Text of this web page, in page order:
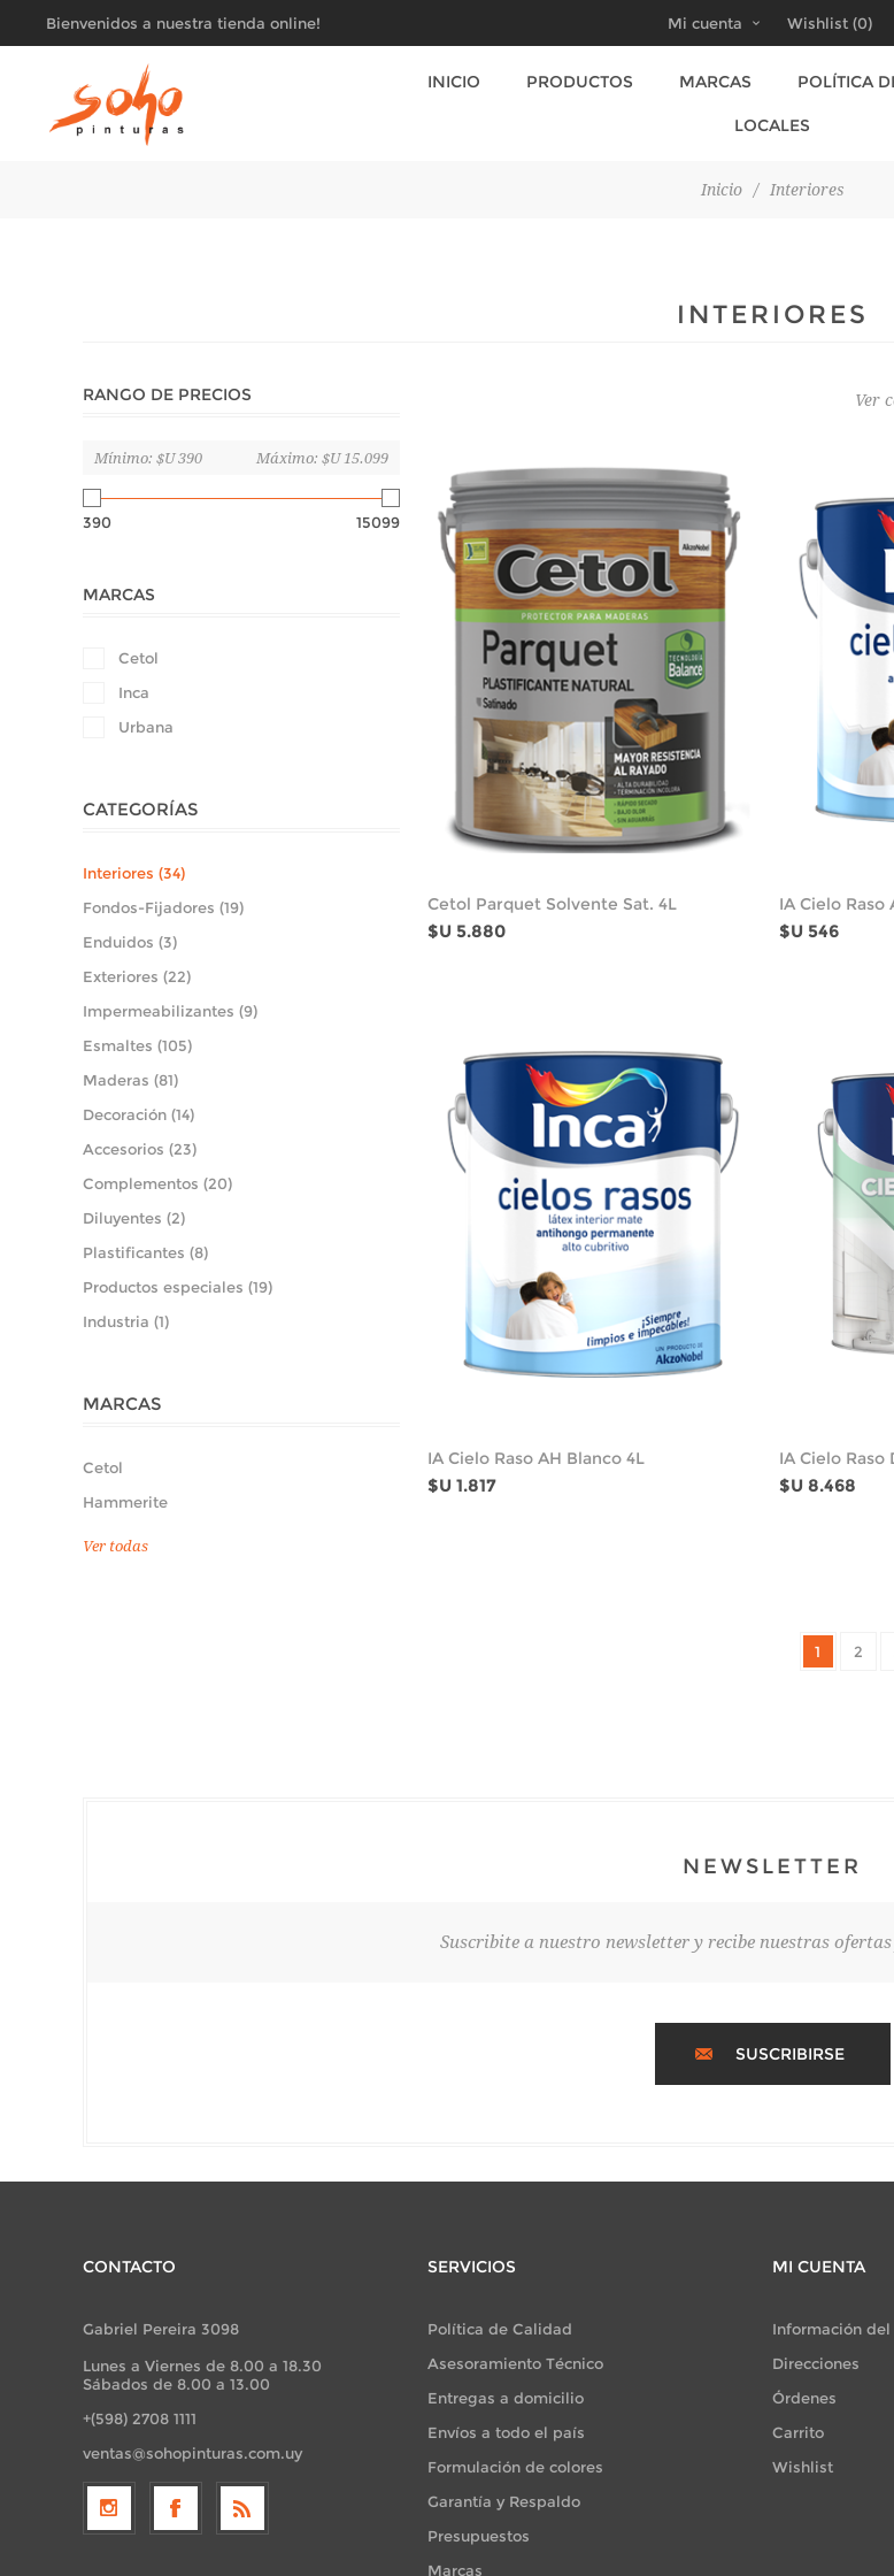
Bienvenidos a nuestra tienda online! Mi cuenta Wishlist (0)
INICIO PRODUCTOS MARCAS POLÍTICA
LOCALES
Inicio / Interiores
INTERIORES
Ver
Cetol Parquet Solvente Sat. 4L
$U 5.880
IA Cielo Raso
$U 546
IA Cielo Raso AH Blanco 4L
$U 1.817
IA Cielo
$U 8.468
1 2
RANGO DE PRECIOS
Mínimo: $U 390 Máximo: $U 15.099
390 15099
MARCAS
Cetol
Inca
Urbana
CATEGORÍAS
Interiores (34)
Fondos-Fijadores (19)
Enduidos (3)
Exteriores (22)
Impermeabilizantes (9)
Esmaltes (105)
Maderas (81)
Decoración (14)
Accesorios (23)
Complementos (20)
Diluyentes (2)
Plastificantes (8)
Productos especiales (19)
Industria (1)
MARCAS
Cetol
Hammerite
Ver todas
NEWSLETTER
Suscribite a nuestro newsletter y recibe nuestras
SUSCRIBIRSE
CONTACTO
Gabriel Pereira 3098
Lunes a Viernes de 8.00 a 18.30
Sábados de 8.00 a 13.00
+(598) 2708 1111
ventas@sohopinturas.com.uy
SERVICIOS
Política de Calidad
Asesoramiento Técnico
Entregas a domicilio
Envíos a todo el país
Formulación de colores
Garantía y Respaldo
Presupuestos
Marcas
MI CUENTA
Información
Direcciones
Órdenes
Carrito
Wishlist